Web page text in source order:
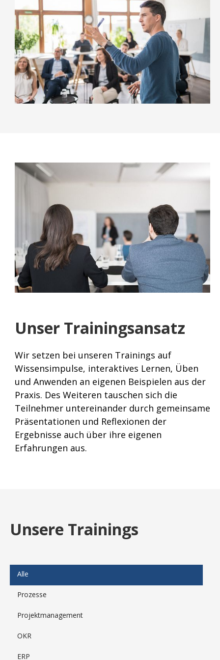
Unser Trainingsansatz
Wir setzen bei unseren Trainings auf
Wissensimpulse, interaktives Lernen, Üben
und Anwenden an eigenen Beispielen aus der
Praxis. Des Weiteren tauschen sich die
Teilnehmer untereinander durch gemeinsame
Präsentationen und Reflexionen der
Ergebnisse auch über ihre eigenen
Erfahrungen aus.
Unsere Trainings
Alle
Prozesse
Projektmanagement
OKR
ERP